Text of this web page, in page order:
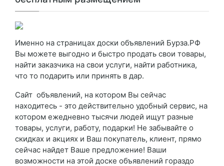
Именно на страницах доски объявлений Бурза.РФ
Вы можете выгодно и быстро продать свои товары,
найти заказчика на свои услуги, найти работника,
что то подарить или принять в дар.
Сайт объявлений, на котором Вы сейчас
находитесь - это действительно удобный сервис, на
котором ежедневно тысячи людей ищут разные
товары, услуги, работу, подарки! Не забывайте о
скидках и акциях и Ваш покупатель, клиент, прямо
сейчас найдет Ваше предложение! Ваши
возможности на этой доске объявлений гораздо